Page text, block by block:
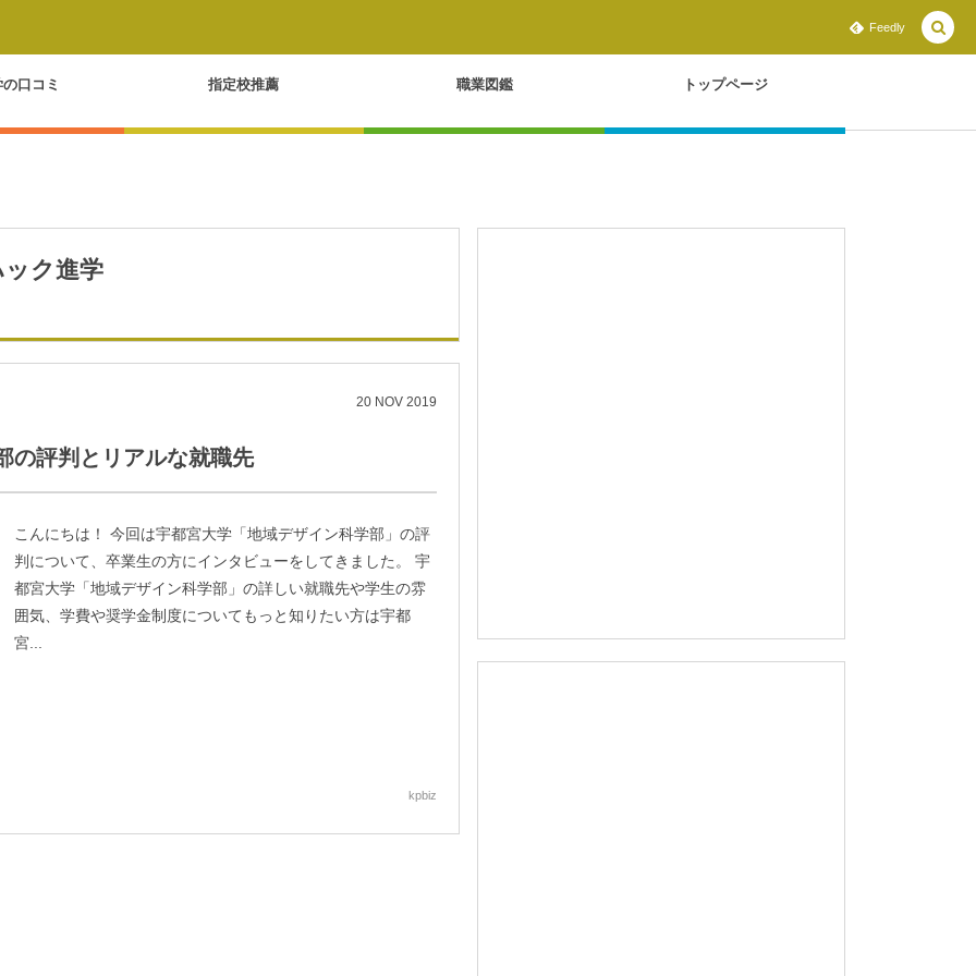
Feedly
口コミ 指定校推薦 職業図鑑 トップページ
ク進学
20 NOV 2019
の評判とリアルな就職先
こんにちは！ 今回は宇都宮大学「地域デザイン科学部」の評
判について、卒業生の方にインタビューをしてきました。 宇
都宮大学「地域デザイン科学部」の詳しい就職先や学生の雰
囲気、学費や奨学金制度についてもっと知りたい方は宇都
宮...
kpbiz